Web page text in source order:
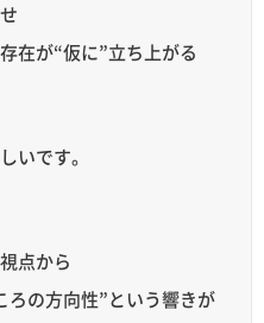
在が“仮に”立ち上がる
いです。
点から
ろの方向性”という響きが